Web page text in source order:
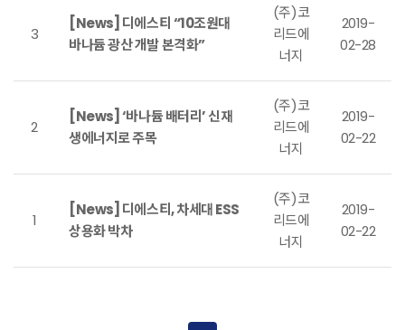
3
[News] 디에스티 “10조원대
바나듐 광산 개발 본격화”
(주)코
리드에
너지
2019-
02-28
2
[News] ‘바나듐 배터리’ 신재
생에너지로 주목
(주)코
리드에
너지
2019-
02-22
1
[News] 디에스티, 차세대 ESS
상용화 박차
(주)코
리드에
너지
2019-
02-22